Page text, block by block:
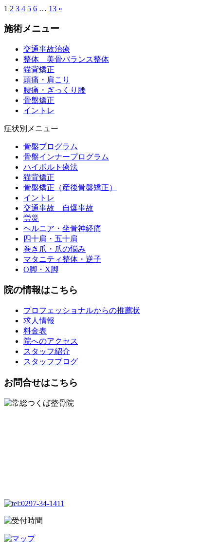
1 2 3 4 5 6 … 13 »
施術メニュー
交通事故治療
整体 美骨バランス整体
猫背矯正
頭痛・肩こり
腰痛・ぎっくり腰
骨盤矯正
イントレ
症状別メニュー
骨盤プログラム
骨盤インナープログラム
ハイボルト療法
猫背矯正
骨盤矯正（産後骨盤矯正）
イントレ
交通事故 自爆事故
労災
ヘルニア・坐骨神経痛
四十肩・五十肩
巻き爪・爪の悩み
マタニティ整体・逆子
O脚・X脚
院の情報はこちら
プロフェッショナルからの推薦状
求人情報
料金表
院へのアクセス
スタッフ紹介
スタッフブログ
お問合せはこちら